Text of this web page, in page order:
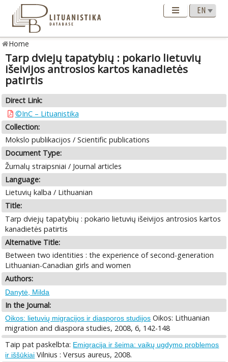
Home
Tarp dviejų tapatybių : pokario lietuvių
išeivijos antrosios kartos kanadietės
patirtis
Direct Link:
©InC – Lituanistika
Collection:
Mokslo publikacijos / Scientific publications
Document Type:
Žurnalų straipsniai / Journal articles
Language:
Lietuvių kalba / Lithuanian
Title:
Tarp dviejų tapatybių : pokario lietuvių išeivijos antrosios kartos
kanadietės patirtis
Alternative Title:
Between two identities : the experience of second-generation
Lithuanian-Canadian girls and women
Authors:
Danytė, Milda
In the Journal:
Oikos: lietuvių migracijos ir diasporos studijos Oikos: Lithuanian
migration and diaspora studies, 2008, 6, 142-148
Taip pat paskelbta: Emigracija ir šeima: vaikų ugdymo problemos
ir iššūkiai Vilnius : Versus aureus, 2008.